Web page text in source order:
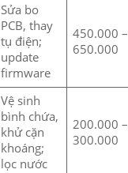
Sửa bo
PCB, thay
tụ điện;
update
firmware
450.000 –
650.000
Vệ sinh
bình chứa,
khử cặn
khoáng;
lọc nước
200.000 –
300.000